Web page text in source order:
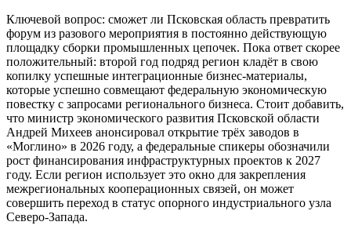
Ключевой вопрос: сможет ли Псковская область превратить
форум из разового мероприятия в постоянно действующую
площадку сборки промышленных цепочек. Пока ответ скорее
положительный: второй год подряд регион кладёт в свою
копилку успешные интеграционные бизнес-материалы,
которые успешно совмещают федеральную экономическую
повестку с запросами регионального бизнеса. Стоит добавить,
что министр экономического развития Псковской области
Андрей Михеев анонсировал открытие трёх заводов в
«Моглино» в 2026 году, а федеральные спикеры обозначили
рост финансирования инфраструктурных проектов к 2027
году. Если регион использует это окно для закрепления
межрегиональных кооперационных связей, он может
совершить переход в статус опорного индустриального узла
Северо-Запада.